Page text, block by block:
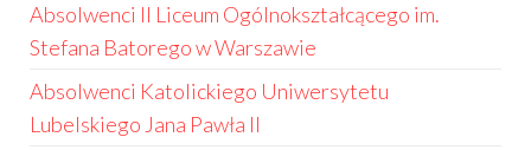
Absolwenci II Liceum Ogólnokształcącego im.
Stefana Batorego w Warszawie
Absolwenci Katolickiego Uniwersytetu
Lubelskiego Jana Pawła II